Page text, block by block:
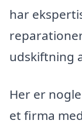
har
udskiftning
Her er
et firma